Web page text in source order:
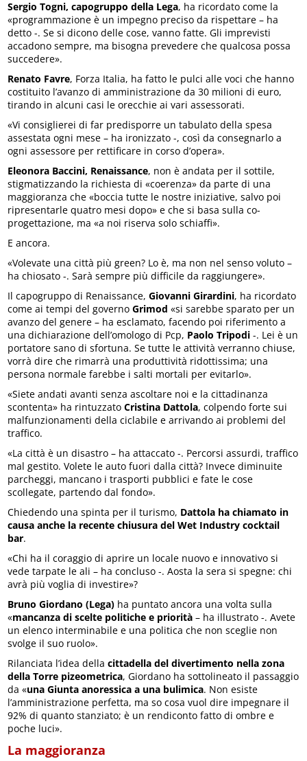
Sergio Togni, capogruppo della Lega, ha ricordato come la
«programmazione è un impegno preciso da rispettare – ha
detto -. Se si dicono delle cose, vanno fatte. Gli imprevisti
accadono sempre, ma bisogna prevedere che qualcosa possa
succedere».
Renato Favre, Forza Italia, ha fatto le pulci alle voci che hanno
costituito l’avanzo di amministrazione da 30 milioni di euro,
tirando in alcuni casi le orecchie ai vari assessorati.
«Vi consiglierei di far predisporre un tabulato della spesa
assestata ogni mese – ha ironizzato -, così da consegnarlo a
ogni assessore per rettificare in corso d’opera».
Eleonora Baccini, Renaissance, non è andata per il sottile,
stigmatizzando la richiesta di «coerenza» da parte di una
maggioranza che «boccia tutte le nostre iniziative, salvo poi
ripresentarle quatro mesi dopo» e che si basa sulla co-
progettazione, ma «a noi riserva solo schiaffi».
E ancora.
«Volevate una città più green? Lo è, ma non nel senso voluto –
ha chiosato -. Sarà sempre più difficile da raggiungere».
Il capogruppo di Renaissance,Giovanni Girardini, ha ricordato
come ai tempi del governoGrimod «si sarebbe sparato per un
avanzo del genere – ha esclamato, facendo poi riferimento a
una dichiarazione dell’omologo di Pcp, Paolo Tripodi -. Lei è un
portatore sano di sfortuna. Se tutte le attività verranno chiuse,
vorrà dire che rimarrà una produttività ridottissima; una
persona normale farebbe i salti mortali per evitarlo».
«Siete andati avanti senza ascoltare noi e la cittadinanza
scontenta» ha rintuzzatoCristina Dattola, colpendo forte sui
malfunzionamenti della ciclabile e arrivando ai problemi del
traffico.
«La città è un disastro – ha attaccato -. Percorsi assurdi, traffico
mal gestito. Volete le auto fuori dalla città? Invece diminuite
parcheggi, mancano i trasporti pubblici e fate le cose
scollegate, partendo dal fondo».
Chiedendo una spinta per il turismo, Dattola ha chiamato in
causa anche la recente chiusura del Wet Industry cocktail
bar.
«Chi ha il coraggio di aprire un locale nuovo e innovativo si
vede tarpate le ali – ha concluso -. Aosta la sera si spegne: chi
avrà più voglia di investire»?
Bruno Giordano (Lega) ha puntato ancora una volta sulla
«mancanza di scelte politiche e priorità – ha illustrato -. Avete
un elenco interminabile e una politica che non sceglie non
svolge il suo ruolo».
Rilanciata l’idea dellacittadella del divertimento nella zona
della Torre pizeometrica, Giordano ha sottolineato il passaggio
da «una Giunta anoressica a una bulimica. Non esiste
l’amministrazione perfetta, ma so cosa vuol dire impegnare il
92% di quanto stanziato; è un rendiconto fatto di ombre e
poche luci».
La maggioranza